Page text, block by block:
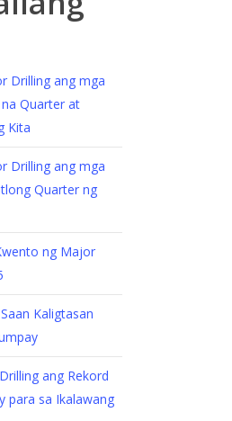
Drilling ang mga
Quarter at
Kita
Drilling ang mga
Quarter ng
ng Major
Kaligtasan
ang Rekord
para sa Ikalawang